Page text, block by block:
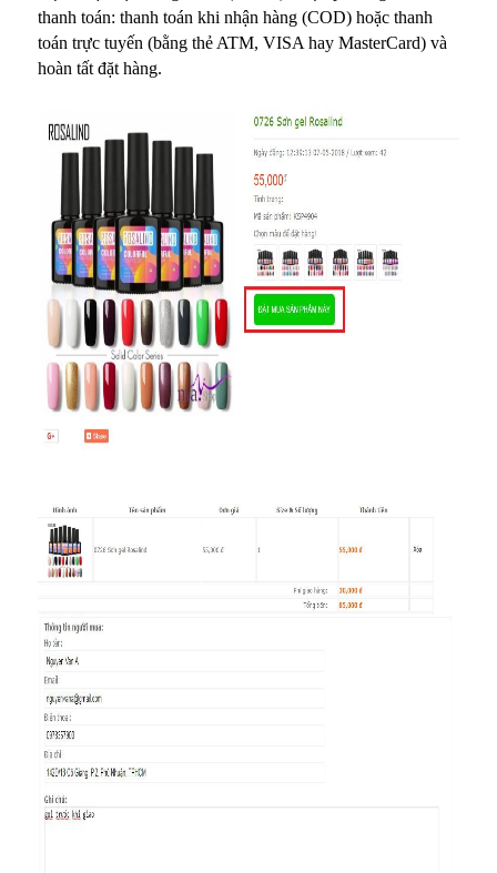
thanh toán: thanh toán khi nhận hàng (COD) hoặc thanh
toán trực tuyến (bằng thẻ ATM, VISA hay MasterCard) và
hoàn tất đặt hàng.